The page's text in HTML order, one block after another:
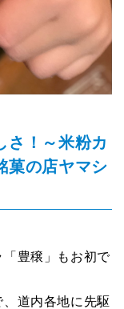
さ！～米粉カ
菓の店ヤマシ
豊穣」もお初で
道内各地に先駆